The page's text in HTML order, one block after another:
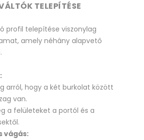
TELEPÍTÉSE
profil telepítése viszonylag
amely néhány alapvető
arról, hogy a két burkolat között
van.
a felületeket a portól és a
vágás: